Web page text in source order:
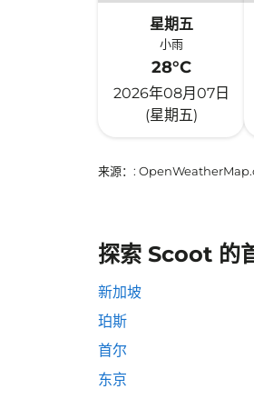
星期五
小雨
28°C
2026年08月07日
(星期五)
来源： :
探索 Scoot 的
新加坡
珀斯
首尔
东京